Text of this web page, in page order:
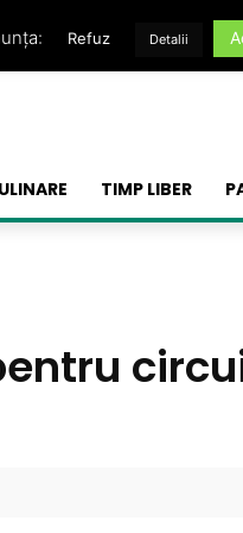
TIMP LIBER
Refuz Detalii